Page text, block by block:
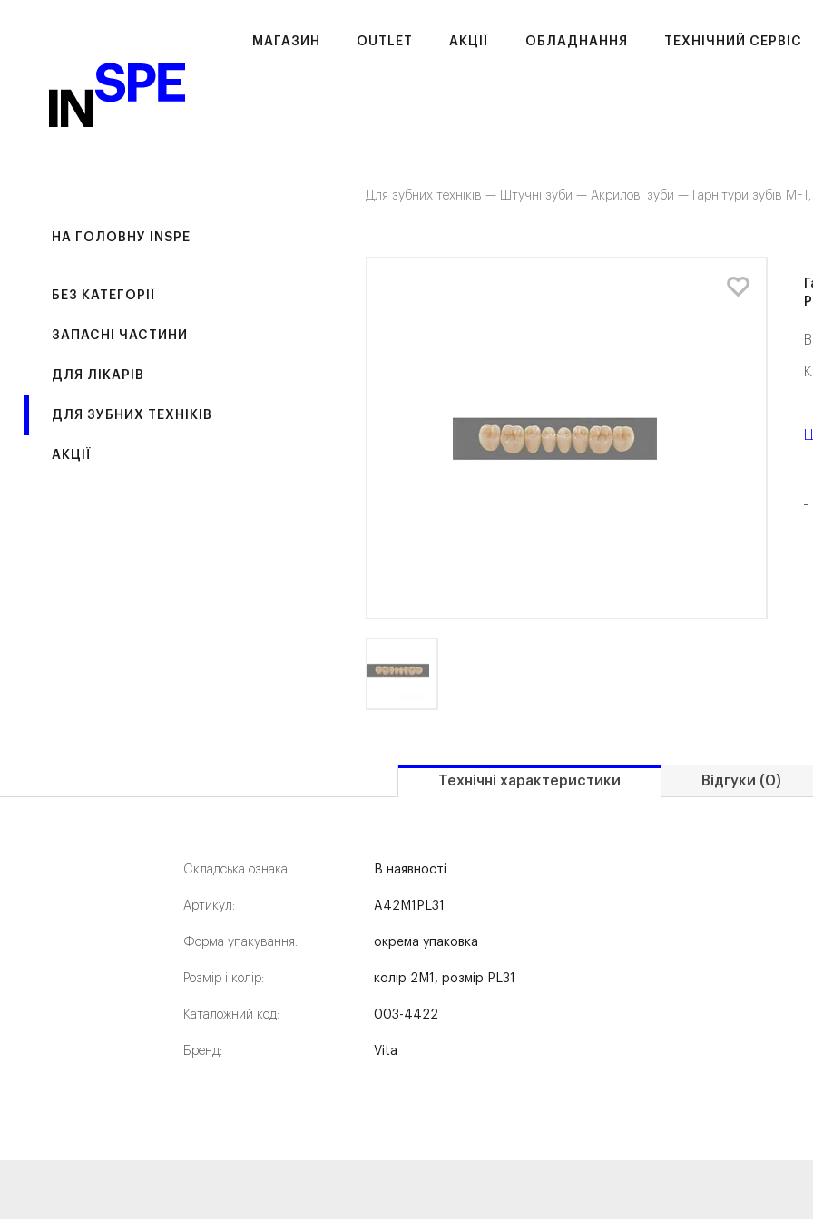
МАГАЗИН OUTLET АКЦІЇ ОБЛАДНАННЯ ТЕХНІЧНИЙ СЕРВІС
НА ГОЛОВНУ INSPE
БЕЗ КАТЕГОРІЇ
ЗАПАСНІ ЧАСТИНИ
ДЛЯ ЛІКАРІВ
ДЛЯ ЗУБНИХ ТЕХНІКІВ
АКЦІЇ
Для зубних техніків — Штучні зуби —Акрилові зуби — Гарнітури зубів
-
Технічні характеристики Відгуки (0)
Складська ознака:
Артикул:
Форма упакування:
Розмір і колір:
Каталожний код:
Бренд:
В наявності
A42M1PL31
окрема упаковка
колір 2M1, розмір PL31
003-4422
Vita